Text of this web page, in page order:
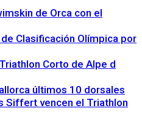
de Orca con el
de Clasificación Olímpica por
Corto de Alpe d
últimos 10 dorsales
Siffert vencen el Triathlon